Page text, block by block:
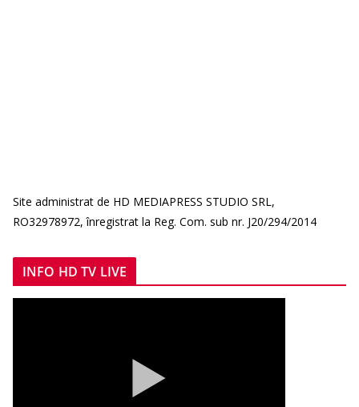
Site administrat de HD MEDIAPRESS STUDIO SRL,
RO32978972, înregistrat la Reg. Com. sub nr. J20/294/2014
INFO HD TV LIVE